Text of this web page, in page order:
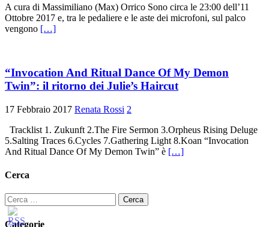
A cura di Massimiliano (Max) Orrico Sono circa le 23:00 dell’11
Ottobre 2017 e, tra le pedaliere e le aste dei microfoni, sul palco
vengono […]
“Invocation And Ritual Dance Of My Demon
Twin”: il ritorno dei Julie’s Haircut
17 Febbraio 2017 Renata Rossi 2
Tracklist 1. Zukunft 2.The Fire Sermon 3.Orpheus Rising Deluge
5.Salting Traces 6.Cycles 7.Gathering Light 8.Koan “Invocation
And Ritual Dance Of My Demon Twin” è […]
Cerca
Ricerca
per:
Categorie